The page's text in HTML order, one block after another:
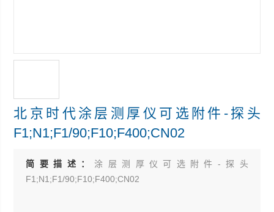
北京时代涂层测厚仪可选附件-探头
F1;N1;F1/90;F10;F400;CN02
简要描述：涂层测厚仪可选附件-探头
F1;N1;F1/90;F10;F400;CN02